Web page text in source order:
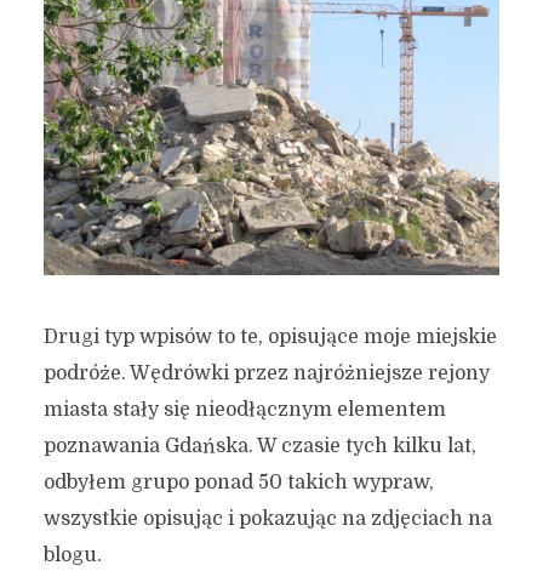
Drugi typ wpisów to te, opisujące moje miejskie
podróże. Wędrówki przez najróżniejsze rejony
miasta stały się nieodłącznym elementem
poznawania Gdańska. W czasie tych kilku lat,
odbyłem grupo ponad 50 takich wypraw,
wszystkie opisując i pokazując na zdjęciach na
blogu.